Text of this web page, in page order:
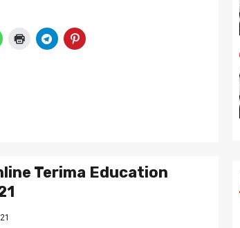
Terima Education